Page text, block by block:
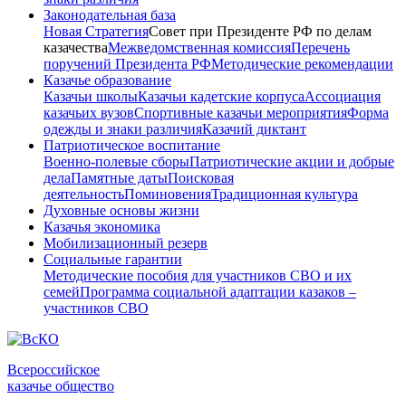
Законодательная база
Новая СтратегияСовет при Президенте РФ по делам
казачестваМежведомственная комиссияПеречень
поручений Президента РФМетодические рекомендации
Казачье образование
Казачьи школыКазачьи кадетские корпусаАссоциация
казачьих вузовСпортивные казачьи мероприятияФорма
одежды и знаки различияКазачий диктант
Патриотическое воспитание
Военно-полевые сборыПатриотические акции и добрые
делаПамятные датыПоисковая
деятельностьПоминовенияТрадиционная культура
Духовные основы жизни
Казачья экономика
Мобилизационный резерв
Социальные гарантии
Методические пособия для участников СВО и их
семейПрограмма социальной адаптации казаков –
участников СВО
Всероссийское
казачье общество